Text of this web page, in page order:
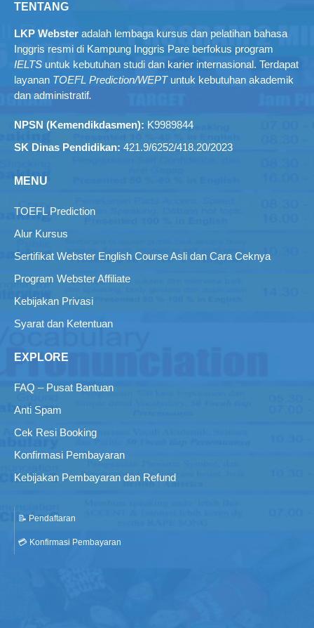
TENTANG
LKP Webster adalah lembaga kursus dan pelatihan bahasa
Inggris resmi di Kampung Inggris Pare berfokus program
IELTS untuk kebutuhan studi dan karier internasional. Terdapat
layanan TOEFL Prediction/WEPTuntuk kebutuhan akademik
dan administratif.
NPSN (Kemendikdasmen): K9989844
SK Dinas Pendidikan: 421.9/6252/418.20/2023
MENU
TOEFL Prediction
Alur Kursus
Sertifikat Webster English Course Asli dan Cara Ceknya
Program Webster Affiliate
Kebijakan Privasi
Syarat dan Ketentuan
EXPLORE
FAQ – Pusat Bantuan
Anti Spam
Cek Resi Booking
Konfirmasi Pembayaran
Kebijakan Pembayaran dan Refund
📝 Pendaftaran
💳 Konfirmasi Pembayaran